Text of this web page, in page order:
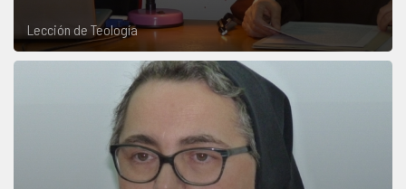
Lección de Teología